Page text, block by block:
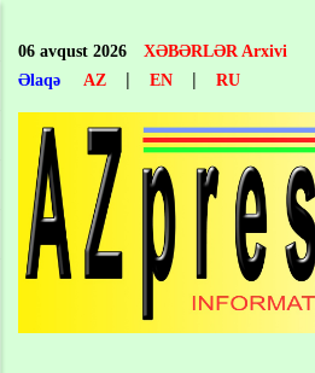
main
content
06 avqust 2026 XƏBƏRLƏR Arxivi
Əlaqə
AZ | EN | RU